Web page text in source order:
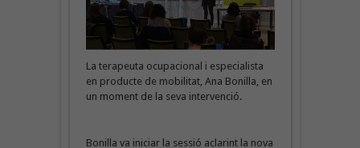
La terapeuta ocupacional i especialista
en producte de mobilitat, Ana Bonilla, en
un moment de la seva intervenció.
Bonilla va iniciar la sessió aclarint la nova